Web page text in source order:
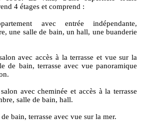
4 étages et comprend :
avec entrée indépendante,
une salle de bain, un hall, une buanderie
avec accès à la terrasse et vue sur la
de bain, terrasse avec vue panoramique
avec cheminée et accès à la terrasse
salle de bain, hall.
bain, terrasse avec vue sur la mer.